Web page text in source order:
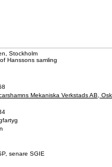
Stockholm
Hanssons samling
Mekaniska Verkstads AB,
senare SGIE